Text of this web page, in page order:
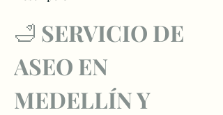
🛁 SERVICIO DE
ASEO EN
MEDELLÍN Y